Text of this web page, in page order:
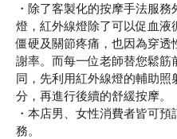
・除了客製化的按摩手法服
燈，紅外線燈除了可以促血
僵硬及關節疼痛，也因為穿
謝率。而每一位老師替您鬆
同，先利用紅外線燈的輔助
分，再進行後續的舒緩按摩。
・本店男、女性消費者皆可
務。